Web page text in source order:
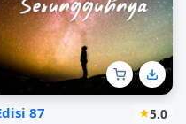
87 5.0